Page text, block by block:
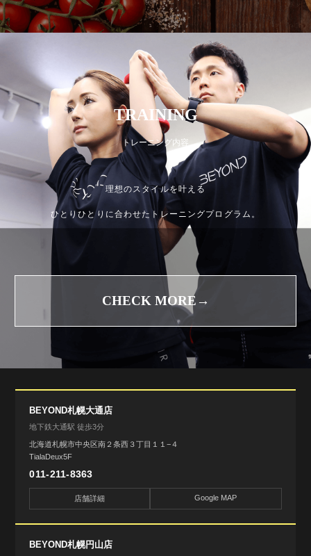
TRAINING
トレーニング内容
理想のスタイルを叶える
ひとりひとりに合わせたトレーニングプログラム。
CHECK MORE→
BEYOND札幌大通店
地下鉄大通駅 徒歩3分
北海道札幌市中央区南２条西３丁目１１−４
TialaDeux5F
011-211-8363
店舗詳細 Google MAP
BEYOND札幌円山店